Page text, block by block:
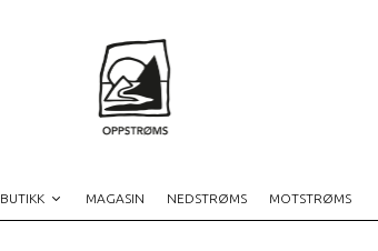
BUTIKK MAGASIN NEDSTRØMS MOTSTRØMS